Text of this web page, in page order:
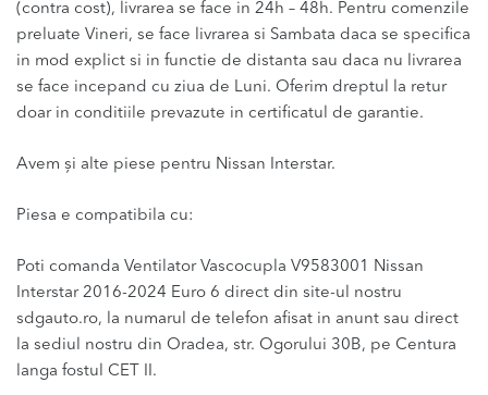
(contra cost), livrarea se face in 24h – 48h. Pentru comenzile
preluate Vineri, se face livrarea si Sambata daca se specifica
in mod explict si in functie de distanta sau daca nu livrarea
se face incepand cu ziua de Luni. Oferim dreptul la retur
doar in conditiile prevazute in certificatul de garantie.
Avem și alte piese pentru Nissan Interstar.
Piesa e compatibila cu:
Poti comanda Ventilator Vascocupla V9583001 Nissan
Interstar 2016-2024 Euro 6 direct din site-ul nostru
sdgauto.ro, la numarul de telefon afisat in anunt sau direct
la sediul nostru din Oradea, str. Ogorului 30B, pe Centura
langa fostul CET II.